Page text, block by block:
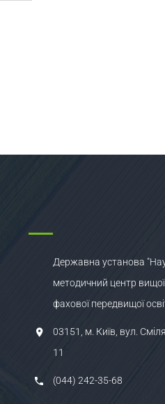
Державна установа
методичний центр
фахової передвищої
03151, м. Київ, вул.
11
(044) 242-35-68